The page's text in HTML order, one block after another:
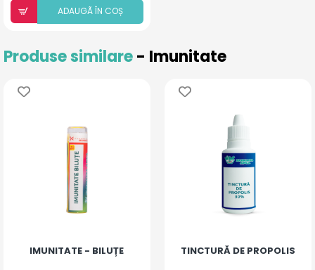
ADAUGÃ ÎN COȘ
Produse similare- Imunitate
IMUNITATE - BILUȚE TINCTURĂ DE PROPOLIS